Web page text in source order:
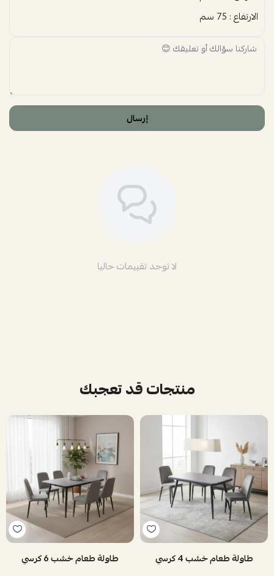
الارتفاع : 75 سم
إرسال
لا توجد تقييمات حاليا
منتجات قد تعجبك
طاولة طعام خشب 4 كرسي طاولة طعام خشب 6 كرسي